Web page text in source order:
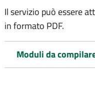
Il servizio può essere
in formato PDF.
Moduli da